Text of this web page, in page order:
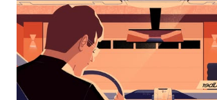
浏
日
并